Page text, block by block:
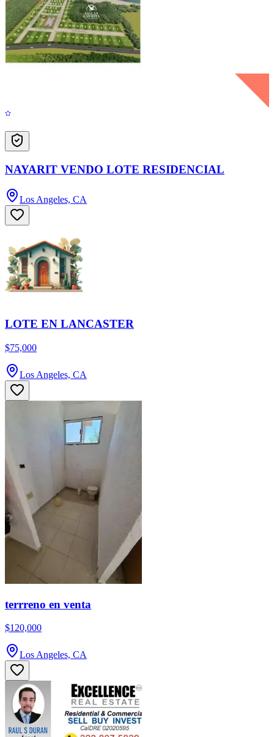
NAYARIT VENDO LOTE RESIDENCIAL
Los Angeles, CA
LOTE EN LANCASTER
$75,000
Los Angeles, CA
terrreno en venta
$120,000
Los Angeles, CA